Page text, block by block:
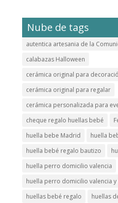
Nube de tags
autentica artesania de la
calabazas Halloween
cerámica original para
cerámica original para regalar
cerámica personalizada para
cheque regalo huellas bebé
huella bebe Madrid
huella
huella bebé regalo bautizo
huella perro domicilio valencia
huella perro domicilio valencia
huellas bebé regalo
huellas